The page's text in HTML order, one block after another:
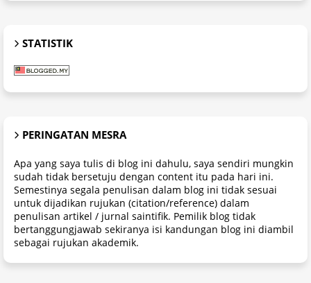
STATISTIK
PERINGATAN MESRA
Apa yang saya tulis di blog ini dahulu, saya sendiri mungkin
sudah tidak bersetuju dengan content itu pada hari ini.
Semestinya segala penulisan dalam blog ini tidak sesuai
untuk dijadikan rujukan (citation/reference) dalam
penulisan artikel / jurnal saintifik. Pemilik blog tidak
bertanggungjawab sekiranya isi kandungan blog ini diambil
sebagai rujukan akademik.